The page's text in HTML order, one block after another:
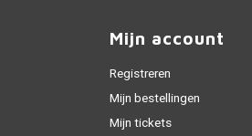
Mijn account
Registreren
Mijn bestellingen
Mijn tickets